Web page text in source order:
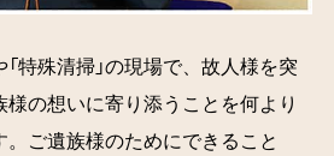
「特殊清掃」の現場で、故人様を突
の想いに寄り添うことを何より
ご遺族様のためにできること